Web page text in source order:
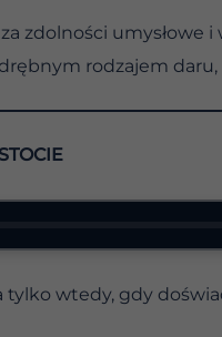
zdolności umysłowe
rodzajem
tylko wtedy, gdy